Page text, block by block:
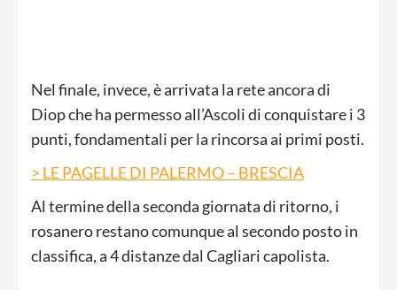
Nel finale, invece, è arrivata la rete ancora di
Diop che ha permesso all’Ascoli di conquistare i 3
punti, fondamentali per la rincorsa ai primi posti.
> LE PAGELLE DI PALERMO – BRESCIA
Al termine della seconda giornata di ritorno, i
rosanero restano comunque al secondo posto in
classifica, a 4 distanze dal Cagliari capolista.